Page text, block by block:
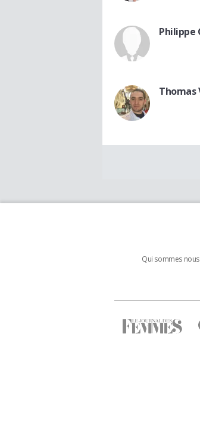
Philippe
Thomas
Qui sommes nous